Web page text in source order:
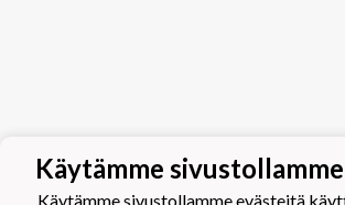
Käytämme
Käytämme sivustollamme evästeitä